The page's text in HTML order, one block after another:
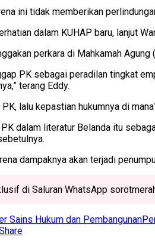
ini tidak memberikan
dalam KUHAP baru, lanjut
perkara di Mahkamah
PK sebagai peradilan tingkat
terang Eddy.
PK, lalu kepastian hukumnya di
dalam literatur Belanda itu
dampaknya akan terjadi
di Saluran WhatsApp
Sains Hukum dan Pembangunan